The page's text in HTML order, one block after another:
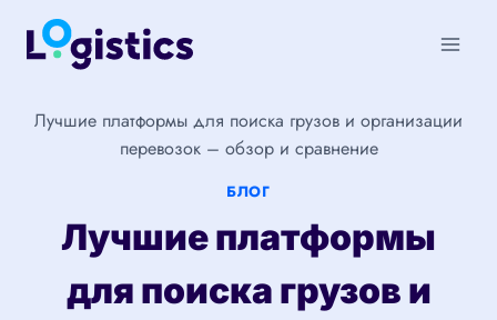
Перейти
Лучшие платформы для поиска грузов и организации
перевозок – обзор и сравнение
БЛОГ
Лучшие платформы
для поиска грузов и